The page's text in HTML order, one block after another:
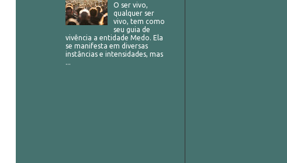
O ser vivo,
qualquer ser
vivo, tem como
seu guia de
vivência a entidade Medo. Ela
se manifesta em diversas
instâncias e intensidades, mas